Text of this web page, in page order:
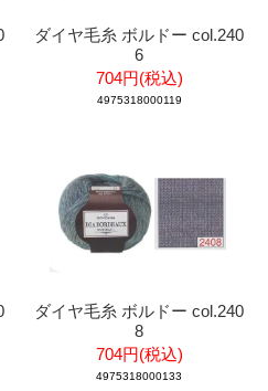
ダイヤ毛糸 ボルドー col.240
6
704円(税込)
4975318000119
ダイヤ毛糸 ボルドー col.240
8
704円(税込)
4975318000133